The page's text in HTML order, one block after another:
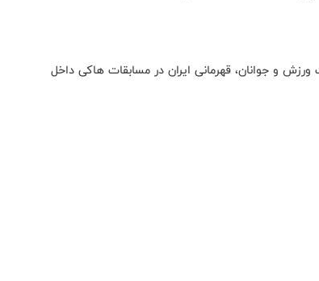
ورزش و جوانان، قهرمانی ایران در مسابقات هاکی داخل